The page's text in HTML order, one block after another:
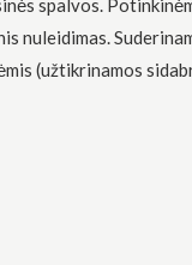
spalvos.
(užtikrinamos